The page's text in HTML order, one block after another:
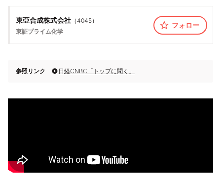
東亞合成株式会社 （4045）
東証プライム化学
フォロー
参照リンク 日経CNBC「トップに聞く」